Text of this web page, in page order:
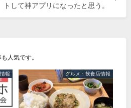
トして神アプリになったと思う。
人気です。
報 グルメ・飲食店情報